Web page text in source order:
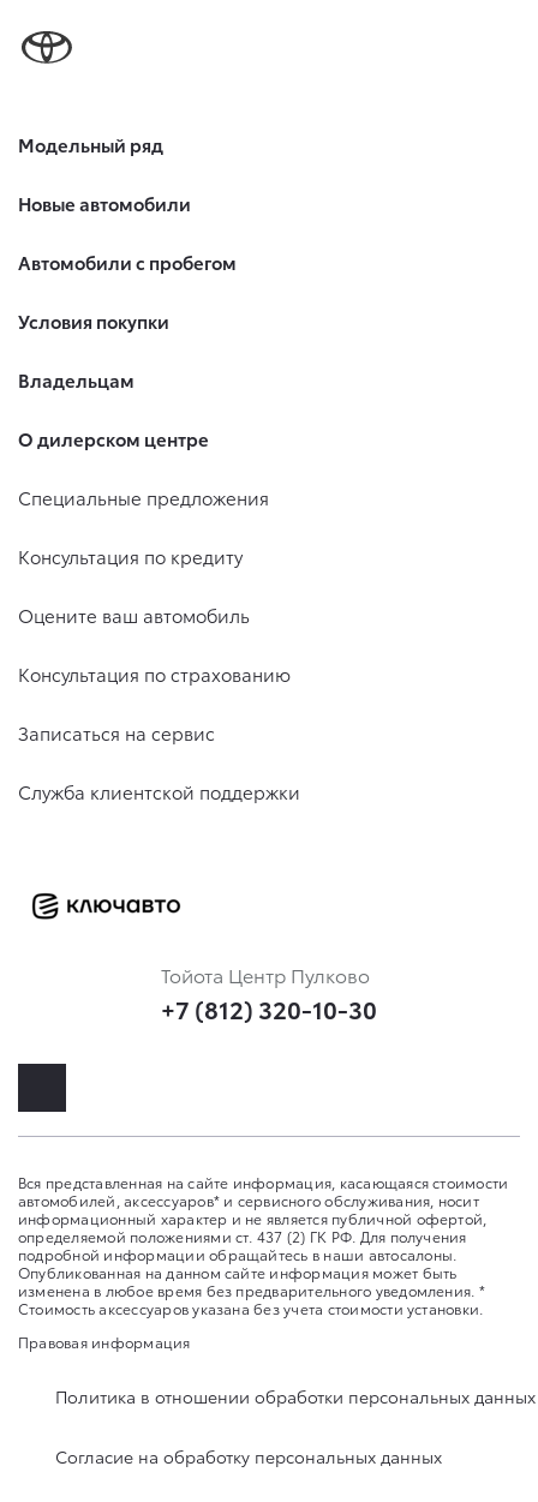
Модельный ряд
Новые автомобили
Автомобили с пробегом
Условия покупки
Владельцам
О дилерском центре
Специальные предложения
Консультация по кредиту
Оцените ваш автомобиль
Консультация по страхованию
Записаться на сервис
Служба клиентской поддержки
Тойота Центр Пулково
+7 (812) 320-10-30
Вся представленная на сайте информация, касающаяся стоимости
автомобилей, аксессуаров* и сервисного обслуживания, носит
информационный характер и не является публичной офертой,
определяемой положениями ст. 437 (2) ГК РФ. Для получения
подробной информации обращайтесь в наши автосалоны.
Опубликованная на данном сайте информация может быть
изменена в любое время без предварительного уведомления. *
Стоимость аксессуаров указана без учета стоимости установки.
Правовая информация
Политика в отношении обработки персональных данных
Согласие на обработку персональных данных